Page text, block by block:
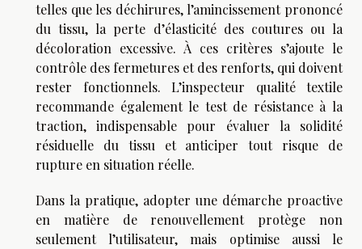
telles que les déchirures, l’amincissement prononcé
du tissu, la perte d’élasticité des coutures ou la
décoloration excessive. À ces critères s’ajoute le
contrôle des fermetures et des renforts, qui doivent
rester fonctionnels. L’inspecteur qualité textile
recommande également le test de résistance à la
traction, indispensable pour évaluer la solidité
résiduelle du tissu et anticiper tout risque de
rupture en situation réelle.
Dans la pratique, adopter une démarche proactive
en matière de renouvellement protège non
seulement l’utilisateur, mais optimise aussi le